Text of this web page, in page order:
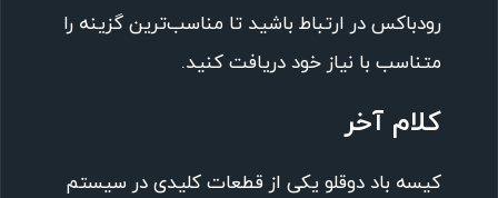
رودباکس در ارتباط باشید تا مناسب‌ترین گزینه را
متناسب با نیاز خود دریافت کنید.
کلام آخر
کیسه باد دوقلو یکی از قطعات کلیدی در سیستم